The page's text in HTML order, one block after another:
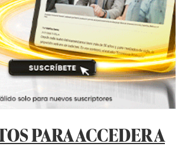
PARA ACCEDER A